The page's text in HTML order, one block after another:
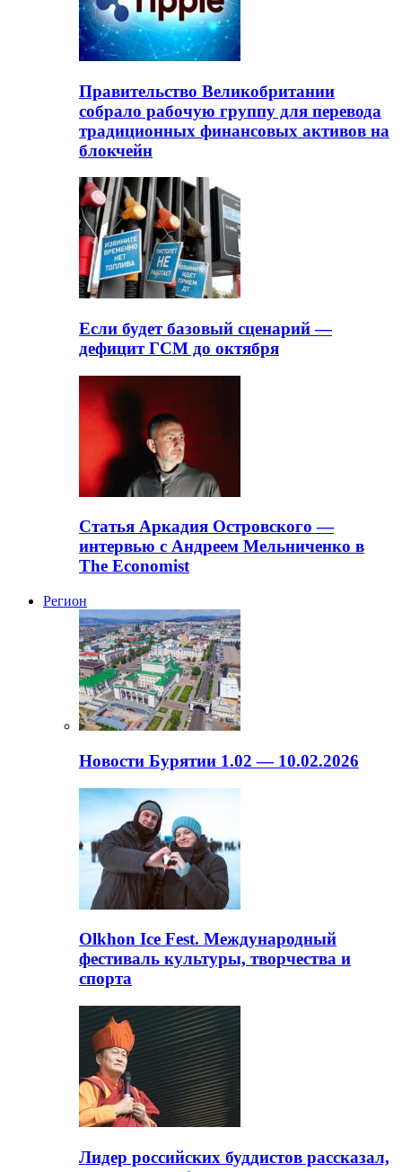
Правительство Великобритании
собрало рабочую группу для перевода
традиционных финансовых активов на
блокчейн
Если будет базовый сценарий —
дефицит ГСМ до октября
Статья Аркадия Островского —
интервью с Андреем Мельниченко в
The Economist
Регион
Новости Бурятии 1.02 — 10.02.2026
Olkhon Ice Fest. Международный
фестиваль культуры, творчества и
спорта
Лидер российских буддистов рассказал,